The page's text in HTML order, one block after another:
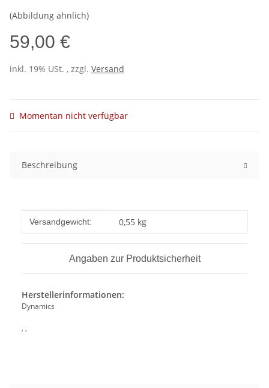
(Abbildung ähnlich)
59,00 €
inkl. 19% USt. , zzgl. Versand
Momentan nicht verfügbar
Beschreibung
Produkteigenschaft
Wert
Versandgewicht: 0,55 kg
Angaben zur Produktsicherheit
Herstellerinformationen:
Dynamics
, ,